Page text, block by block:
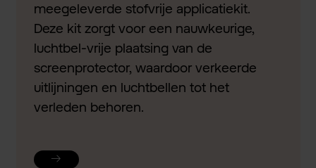
meegeleverde stofvrije applicatiekit.
Deze kit zorgt voor een nauwkeurige,
luchtbel-vrije plaatsing van de
screenprotector, waardoor verkeerde
uitlijningen en luchtbellen tot het
verleden behoren.